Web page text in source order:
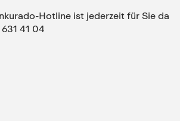
Hotline ist jederzeit für Sie da
41 04